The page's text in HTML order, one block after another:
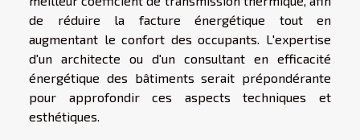
de réduire la facture énergétique tout en
augmentant le confort des occupants. L'expertise
d'un architecte ou d'un consultant en efficacité
énergétique des bâtiments serait prépondérante
pour approfondir ces aspects techniques et
esthétiques.